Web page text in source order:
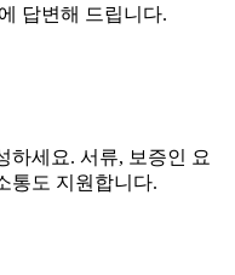
답변해 드립니다.
하세요. 서류, 보증인 요
통도 지원합니다.